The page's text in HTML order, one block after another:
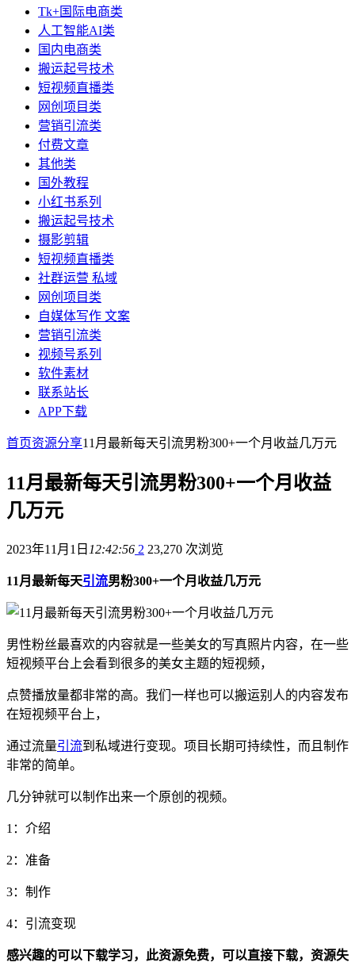
Tk+国际电商类
人工智能AI类
国内电商类
搬运起号技术
短视频直播类
网创项目类
营销引流类
付费文章
其他类
国外教程
小红书系列
搬运起号技术
摄影剪辑
短视频直播类
社群运营 私域
网创项目类
自媒体写作 文案
营销引流类
视频号系列
软件素材
联系站长
APP下载
首页资源分享11月最新每天引流男粉300+一个月收益几万元
11月最新每天引流男粉300+一个月收益
几万元
2023年11月1日 12:42:56 2 23,270 次浏览
11月最新每天引流男粉300+一个月收益几万元
男性粉丝最喜欢的内容就是一些美女的写真照片内容，在一些
短视频平台上会看到很多的美女主题的短视频，
点赞播放量都非常的高。我们一样也可以搬运别人的内容发布
在短视频平台上，
通过流量引流到私域进行变现。项目长期可持续性，而且制作
非常的简单。
几分钟就可以制作出来一个原创的视频。
1：介绍
2：准备
3：制作
4：引流变现
感兴趣的可以下载学习，此资源免费，可以直接下载，资源失